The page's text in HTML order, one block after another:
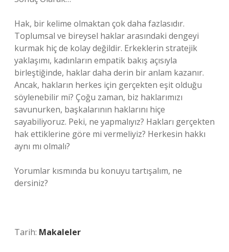
Hak, bir kelime olmaktan çok daha fazlasıdır.
Toplumsal ve bireysel haklar arasındaki dengeyi
kurmak hiç de kolay değildir. Erkeklerin stratejik
yaklaşımı, kadınların empatik bakış açısıyla
birleştiğinde, haklar daha derin bir anlam kazanır.
Ancak, hakların herkes için gerçekten eşit olduğu
söylenebilir mi? Çoğu zaman, biz haklarımızı
savunurken, başkalarının haklarını hiçe
sayabiliyoruz. Peki, ne yapmalıyız? Hakları gerçekten
hak ettiklerine göre mi vermeliyiz? Herkesin hakkı
aynı mı olmalı?
Yorumlar kısmında bu konuyu tartışalım, ne
dersiniz?
Tarih: Makaleler